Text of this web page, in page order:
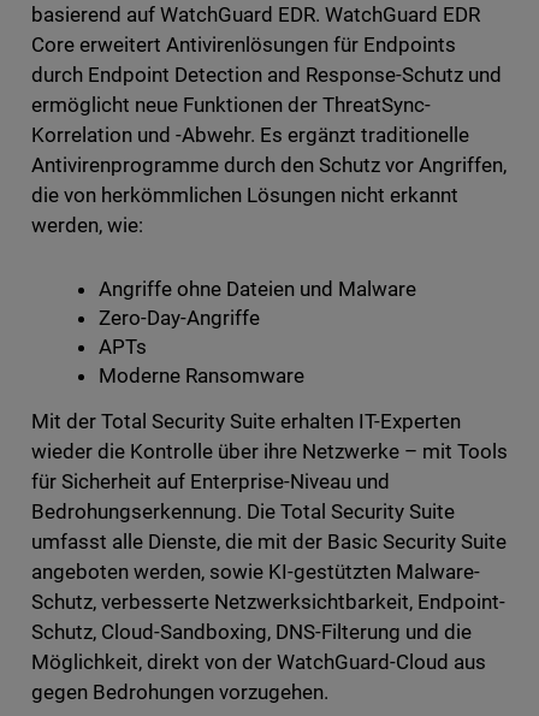
basierend auf WatchGuard EDR. WatchGuard EDR
Core erweitert Antivirenlösungen für Endpoints
durch Endpoint Detection and Response-Schutz und
ermöglicht neue Funktionen der ThreatSync-
Korrelation und -Abwehr. Es ergänzt traditionelle
Antivirenprogramme durch den Schutz vor Angriffen,
die von herkömmlichen Lösungen nicht erkannt
werden, wie:
Angriffe ohne Dateien und Malware
Zero-Day-Angriffe
APTs
Moderne Ransomware
Mit der Total Security Suite erhalten IT-Experten
wieder die Kontrolle über ihre Netzwerke – mit Tools
für Sicherheit auf Enterprise-Niveau und
Bedrohungserkennung. Die Total Security Suite
umfasst alle Dienste, die mit der Basic Security Suite
angeboten werden, sowie KI-gestützten Malware-
Schutz, verbesserte Netzwerksichtbarkeit, Endpoint-
Schutz, Cloud-Sandboxing, DNS-Filterung und die
Möglichkeit, direkt von der WatchGuard-Cloud aus
gegen Bedrohungen vorzugehen.